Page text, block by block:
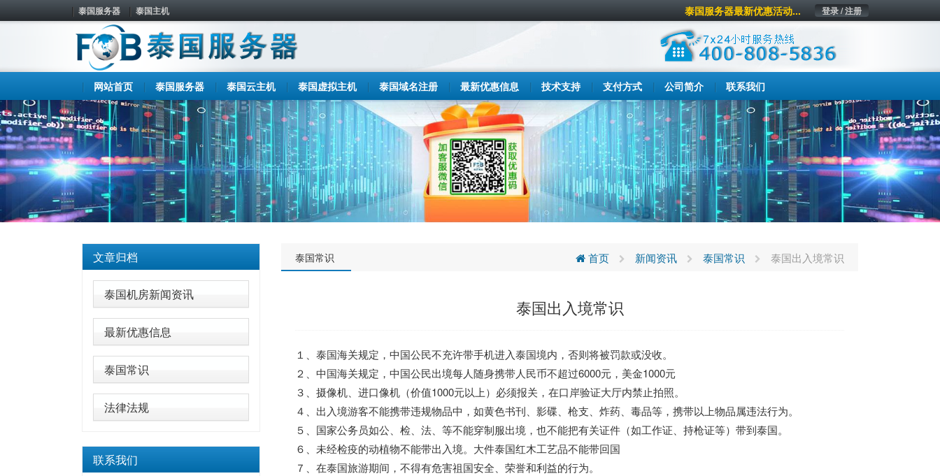
泰国服务器 泰国主机 登录 / 注册
泰国服务器最新优惠活动...
网站首页 泰国服务器 泰国云主机 泰国虚拟主机 泰国域名注册 最新优惠信息 技术支持 支付方式 公司简介 联系我们
文章归档
泰国机房新闻资讯
最新优惠信息
泰国常识
法律法规
联系我们
泰国常识 首页 新闻资讯 泰国常识 泰国出入境常识
泰国出入境常识
１、泰国海关规定，中国公民不充许带手机进入泰国境内，否则将被罚款或没收。
２、中国海关规定，中国公民出境每人随身携带人民币不超过6000元，美金1000元
３、摄像机、进口像机（价值1000元以上）必须报关，在口岸验证大厅内禁止拍照。
４、出入境游客不能携带违规物品中，如黄色书刊、影碟、枪支、炸药、毒品等，携带以上物品属违法行为。
５、国家公务员如公、检、法、等不能穿制服出境，也不能把有关证件（如工作证、持枪证等）带到泰国。
６、未经检疫的动植物不能带出入境。大件泰国红木工艺品不能带回国
７、在泰国旅游期间，不得有危害祖国安全、荣誉和利益的行为。